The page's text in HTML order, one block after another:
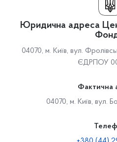
Юридична адреса
04070, м. Київ, вул.
ЄДРПОУ
Фактична
04070, м. Київ, вул.